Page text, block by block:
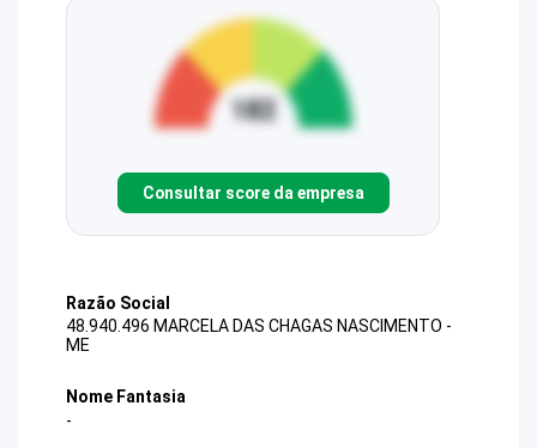
Consultar score da empresa
Razão Social
48.940.496 MARCELA DAS CHAGAS NASCIMENTO -
ME
Nome Fantasia
-